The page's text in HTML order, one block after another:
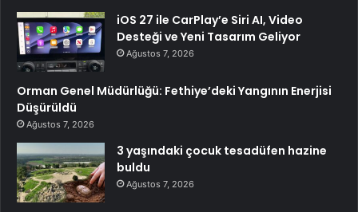
iOS 27 ile CarPlay’e Siri AI, Video
Desteği ve Yeni Tasarım Geliyor
Ağustos 7, 2026
Orman Genel Müdürlüğü: Fethiye’deki Yangının Enerjisi
Düşürüldü
Ağustos 7, 2026
3 yaşındaki çocuk tesadüfen hazine
buldu
Ağustos 7, 2026